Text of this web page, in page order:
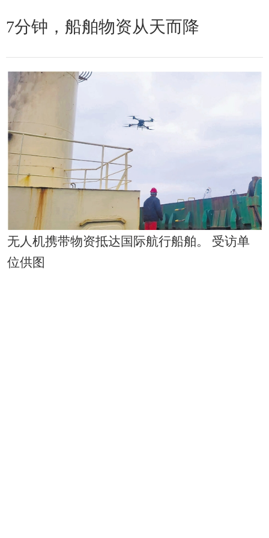
7分钟，船舶物资从天而降
无人机携带物资抵达国际航行船舶。 受访单
位供图